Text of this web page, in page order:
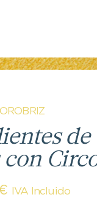
con
IVA Incluido